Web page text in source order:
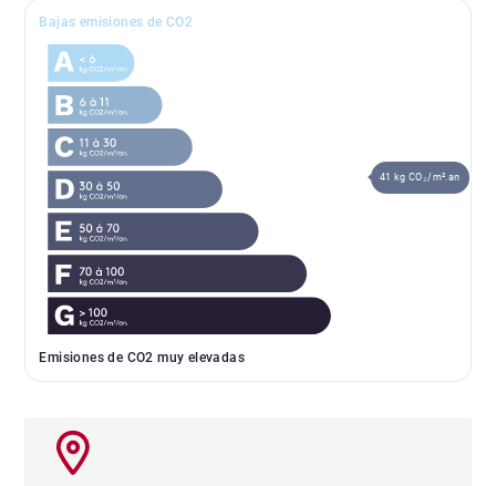
Bajas emisiones de CO2
Emisiones de CO2 muy elevadas
41 kg CO₂/m².an